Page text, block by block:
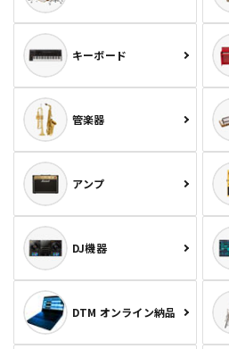
キーボード
管楽器
アンプ
DJ機器
DTM オンライン納品